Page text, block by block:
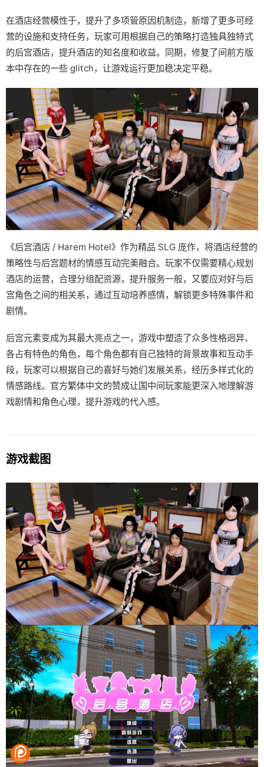
在酒店经营模性于，提升了多项管原因机制造，新增了更多可经
营的设施和支持任务，玩家可用根据自己的策略打造独具独特式
的后宫酒店，提升酒店的知名度和收益。同期，修复了间前方版
本中存在的一些 glitch，让游戏运行更加稳决定平稳。
《后宫酒店 / Harem Hotel》作为精品 SLG 庞作，将酒店经营的
策略性与后宫题材的情感互动完美融合。玩家不仅需要精心规划
酒店的运营，合理分组配资源，提升服务一般，又要应对好与后
宫角色之间的相关系，通过互动培养感情，解锁更多特殊事件和
剧情。
后宫元素变成为其最大亮点之一，游戏中塑造了众多性格迥异、
各占有特色的角色，每个角色都有自己独特的背景故事和互动手
段，玩家可以根据自己的喜好与她们发展关系，经历多样式化的
情感路线。官方繁体中文的赞成让国中间玩家能更深入地理解游
戏剧情和角色心理，提升游戏的代入感。
游戏截图